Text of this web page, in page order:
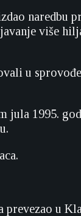
naredbu
više
u
jula 1995.
u